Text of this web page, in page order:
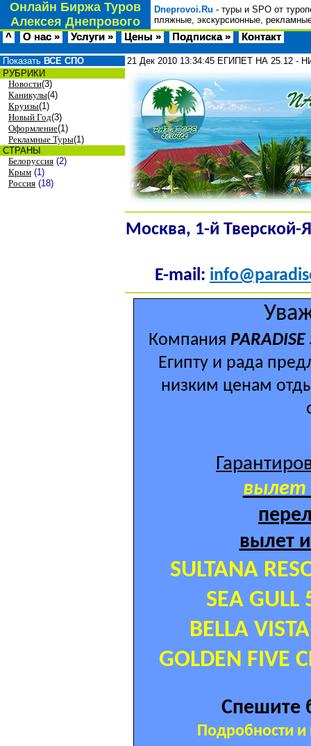
Онлайн Биржа Туров
Алексея Днепрового
Dneprovoi.Ru - туры и SPO от
пляжные, экскурсионные,
^ О нас » Услуги » Цены » Подписка » Контакт
Показать ВСЕ СПО
РУБРИКИ
Новости(3)
Каникулы(4)
Круизы(1)
Новый Год(3)
Оформление(1)
Рекламные Туры(1)
СТРАНЫ
Белоруссия (2)
Крым (1)
Россия (18)
21 Дек 2010 13:34:45 ЕГИПЕТ НА 25.12 -
Москва, 1-й Тверской-
E-mail:
Компания PARADISE
Египту и рада
низким ценам
вылет
вылет
SULTANA
SEA
BELLA
GOLDEN FIVE
Спешите
Подробности